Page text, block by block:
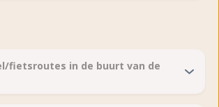
fietsroutes in de buurt van de